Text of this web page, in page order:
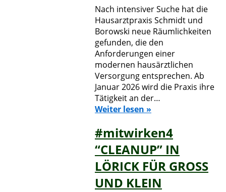
Nach intensiver Suche hat die
Hausarztpraxis Schmidt und
Borowski neue Räumlichkeiten
gefunden, die den
Anforderungen einer
modernen hausärztlichen
Versorgung entsprechen. Ab
Januar 2026 wird die Praxis ihre
Tätigkeit an der…
Weiter lesen »
#mitwirken4
“CLEANUP” IN
LÖRICK FÜR GROSS
UND KLEIN